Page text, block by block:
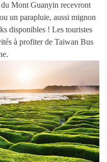
Mont Guanyin recevront
un parapluie, aussi mignon
disponibles ! Les touristes
à profiter de Taiwan Bus